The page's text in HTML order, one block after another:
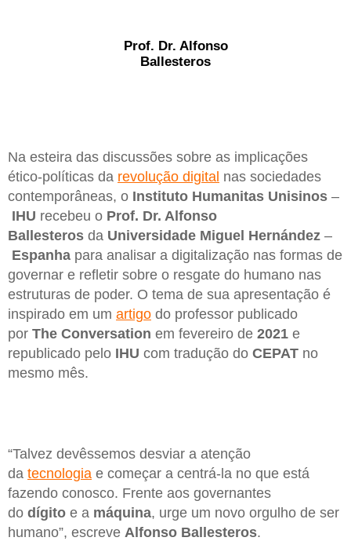
Prof. Dr. Alfonso
Ballesteros
Na esteira das discussões sobre as implicações
ético-políticas da revolução digital nas sociedades
contemporâneas, o Instituto Humanitas Unisinos –
IHU recebeu o Prof. Dr. Alfonso
Ballesteros da Universidade Miguel Hernández –
Espanha para analisar a digitalização nas formas de
governar e refletir sobre o resgate do humano nas
estruturas de poder. O tema de sua apresentação é
inspirado em um artigo do professor publicado
por The Conversation em fevereiro de 2021 e
republicado pelo IHU com tradução do CEPAT no
mesmo mês.
“Talvez devêssemos desviar a atenção
da tecnologia e começar a centrá-la no que está
fazendo conosco. Frente aos governantes
do dígito e a máquina, urge um novo orgulho de ser
humano”, escreve Alfonso Ballesteros.